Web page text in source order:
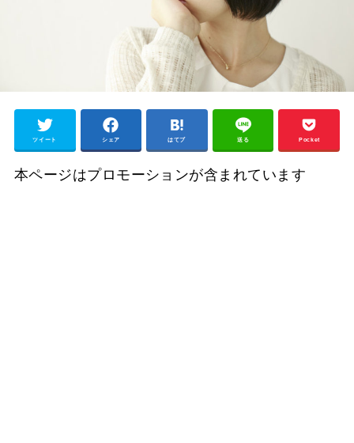
ツイート シェア はてブ 送る Pocket
本ページはプロモーションが含まれています